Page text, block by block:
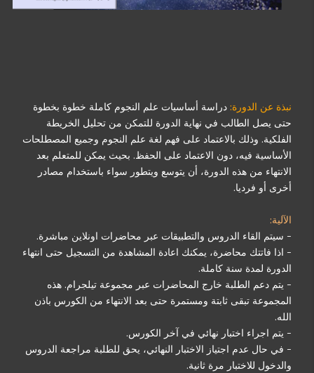
نبذة عن الدورة: دراسة أساسيات علم النجوم كاملة خطوة بخطوة
حتى يصل الطالب في نهاية الدورة للتمكن من تحليل الخريطة
الفلكية. وذلك بالاعتماد على فهم لغة علم النجوم وجميع المصطلحات
الأساسية فيه، دون الاعتماد على الحفظ. بحيث يمكن للمتعلم بعد
الانتهاء من هذه الدورة، أن يتوسع ويتطور سواء باستخدام مصادر
أخرى أو فرديا.
الآلية:
- سيتم القاء الدروس والتطبيقات عبر محاضرات اونلاين مباشرة.
- اذا فاتتك محاضرة، يمكنك اعادة المشاهدة من التسجيل حتى انتهاء
الدورة لمدة سنة كاملة.
- يتم دعم الطلبة خارج المحاضرات عبر مجموعة تيلجرام. هذه
المجموعة تبقى ثابتة ومستمرة حتى بعد الانتهاء من الكورس باذن
الله.
- يتم اجراء اختبار نهائي في آخر الكورس.
- في حال عدم اجتياز الاختبار النهائي، يحق للطلبة مراجعة الدروس
والدخول للاختبار مرة ثانية.